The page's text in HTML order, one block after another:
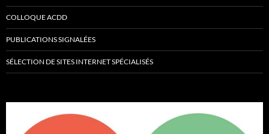
COLLOQUE ACDD
PUBLICATIONS SIGNALÉES
SÉLECTION DE SITES INTERNET SPÉCIALISÉS